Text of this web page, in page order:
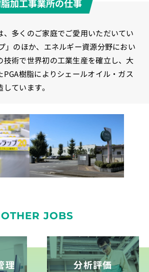
加工事業所の仕事
、多くのご家庭でご愛用いただいてい
」のほか、エネルギー資源分野におい
技術で世界初の工業生産を確立し、大
樹脂によりシェールオイル・ガス
ています。
OTHER JOBS
理 分析評価